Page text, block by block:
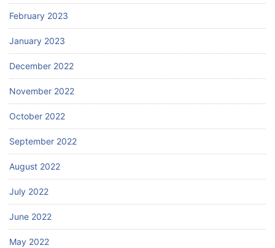
February 2023
January 2023
December 2022
November 2022
October 2022
September 2022
August 2022
July 2022
June 2022
May 2022